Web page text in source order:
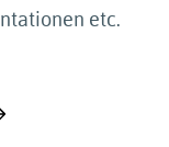
etc.